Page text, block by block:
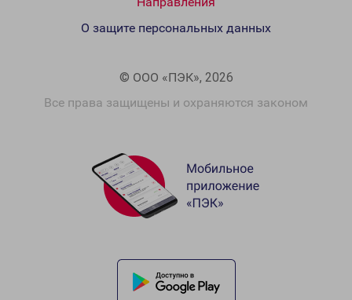
© ООО «ПЭК», 2026
Все права защищены и охраняются законом
О защите персональных данных